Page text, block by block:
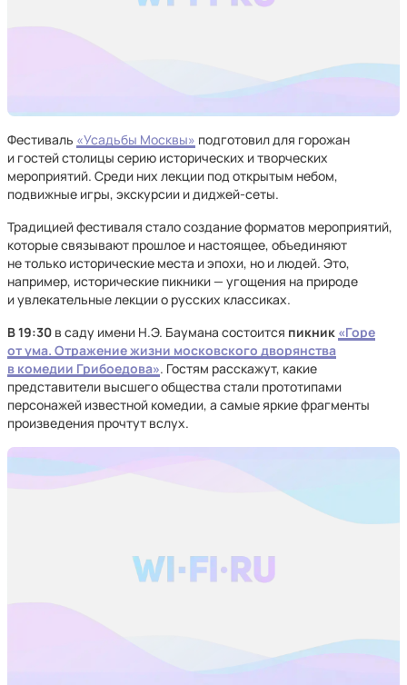
Фестиваль «Усадьбы Москвы» подготовил для горожан
и гостей столицы серию исторических и творческих
мероприятий. Среди них лекции под открытым небом,
подвижные игры, экскурсии и диджей-сеты.
Традицией фестиваля стало создание форматов мероприятий,
которые связывают прошлое и настоящее, объединяют
не только исторические места и эпохи, но и людей. Это,
например, исторические пикники — угощения на природе
и увлекательные лекции о русских классиках.
В 19:30 в саду имени Н.Э. Баумана состоится пикник «Горе
от ума. Отражение жизни московского дворянства
в комедии Грибоедова». Гостям расскажут, какие
представители высшего общества стали прототипами
персонажей известной комедии, а самые яркие фрагменты
произведения прочтут вслух.